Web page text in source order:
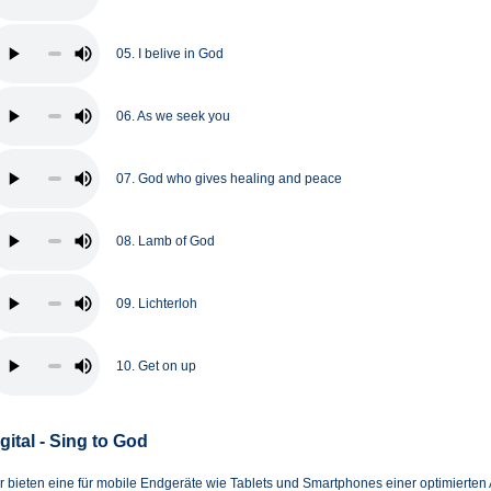
05. I belive in God
06. As we seek you
07. God who gives healing and peace
08. Lamb of God
09. Lichterloh
10. Get on up
- Sing to God
bieten eine für mobile Endgeräte wie Tablets und Smartphones einer optimierten